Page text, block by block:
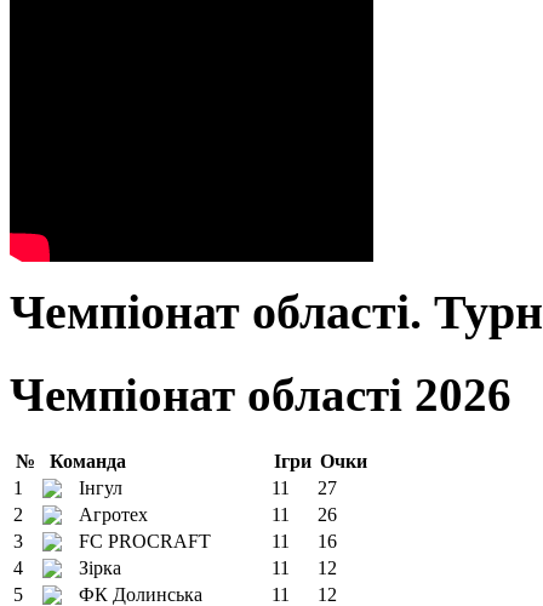
Чемпіонат області.
Чемпіонат області 2026
№ Команда Ігри Очки
1
Інгул 11
27
2
Агротех 11
26
3
FC PROCRAFT 11
16
4
Зірка 11
12
5
ФК Долинська 11
12